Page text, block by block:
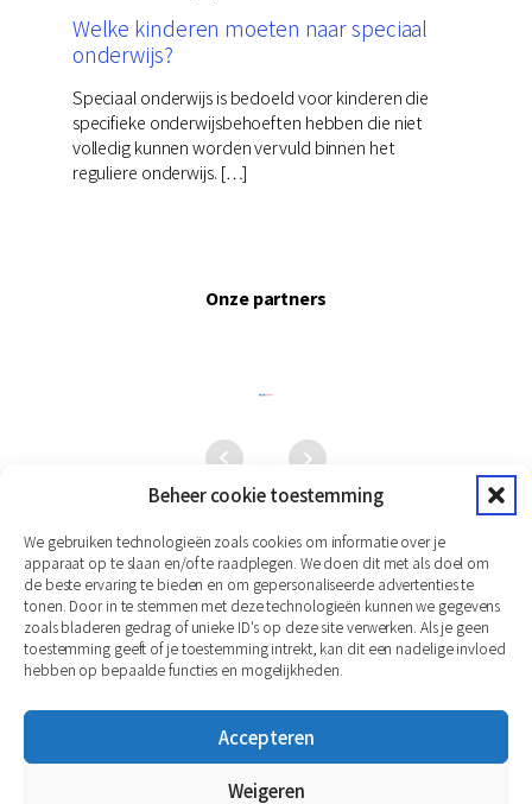
Beheer cookie toestemming
We gebruiken technologieën zoals cookies om informatie over je
apparaat op te slaan en/of te raadplegen. We doen dit met als doel om
de beste ervaring te bieden en om gepersonaliseerde advertenties te
tonen. Door in te stemmen met deze technologieën kunnen we gegevens
zoals bladeren gedrag of unieke ID's op deze site verwerken. Als je geen
toestemming geeft of je toestemming intrekt, kan dit een nadelige invloed
hebben op bepaalde functies en mogelijkheden.
Accepteren
Weigeren
Welke kinderen moeten naar speciaal
onderwijs?
Speciaal onderwijs is bedoeld voor kinderen die
specifieke onderwijsbehoeften hebben die niet
volledig kunnen worden vervuld binnen het
reguliere onderwijs. […]
Onze partners
© Martini-Online